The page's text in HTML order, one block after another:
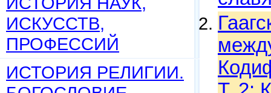
ИСКУССТВ,
ПРОФЕССИЙ
ИСТОРИЯ РЕЛИГИИ.